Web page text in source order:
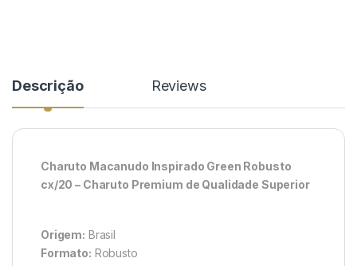
Descrição Reviews
Charuto Macanudo Inspirado Green Robusto
cx/20 – Charuto Premium de Qualidade Superior
Origem: Brasil
Formato: Robusto